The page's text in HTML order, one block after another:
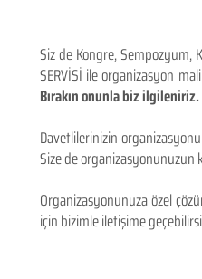
Siz de Kongre, Sempozyum,
SERVİSİ ile organizasyon
Bırakın onunla biz ilgileniriz.
Davetlilerinizin
Size de organizasyonunuzun
Organizasyonunuza özel
için bizimle iletişime